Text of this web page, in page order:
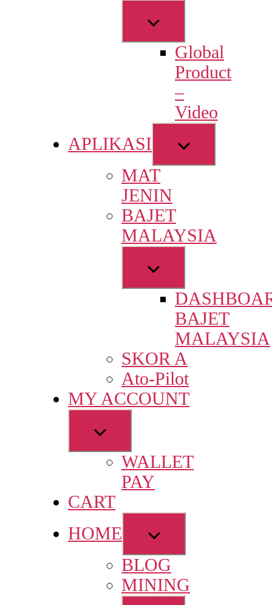
Show
sub
menuGlobal
Product
–
Video
APLIKASI
Show
sub
MAT
JENIN
BAJET
MALAYSIA
Show
sub
menu
BAJET
MALAYSIA
SKOR A
Ato-Pilot
MY ACCOUNT
Show
sub
menuWALLET
PAY
CART
HOME
Show
sub
menu
BLOG
MINING